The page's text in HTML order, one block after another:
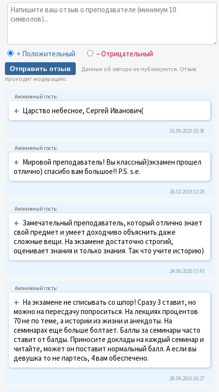
+ Положительный – Отрицательный
Отправить отзыв
Данные об авторе не публикуются. Отзыв
проходит модерацию.
+ Царство небесное, Сергей Иванович(
16.09.2025 10:38
+ Мировой преподаватель! Вы классный)экзамен прошел
отлично) спасибо вам большое!! P.S. s.e.
26.02.2019 12:29
+ Замечательный преподаватель, который отлично знает
свой предмет и умеет доходчиво объяснить даже
сложные вещи. На экзамене достаточно строгий,
оценивает знания и только знания. Так что учите историю)
24.06.2020 17:43
+ На экзамене не списывать со шпор! Сразу 3 ставит, но
можно на пересдачу попроситься. На лекциях процентов
70 не по теме, а истории из жизни и анекдоты. На
семинарах еще больше болтает. Баллы за семинары часто
ставит от балды. Приносите доклады на каждый семинар и
читайте, может он поставит нормальный балл. А если вы
девушка то не партесь, 4 вам обеспечено.
28.09.2016 16:27